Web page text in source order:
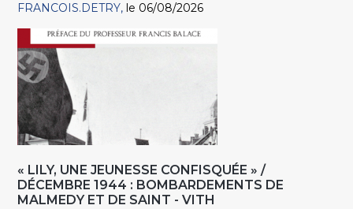
FRANCOIS.DETRY le 06/08/2026
« LILY, UNE JEUNESSE CONFISQUÉE » /
DÉCEMBRE 1944 : BOMBARDEMENTS DE
MALMEDY ET DE SAINT - VITH